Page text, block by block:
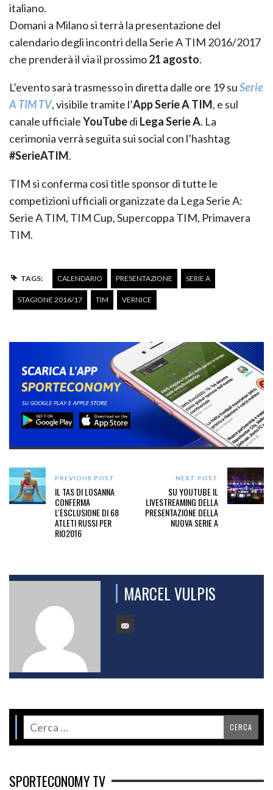
italiano.
Domani a Milano si terrà la presentazione del
calendario degli incontri della Serie A TIM 2016/2017
che prenderà il via il prossimo21 agosto.
L’evento sarà trasmesso in diretta dalle ore 19 suSerie
A TIM TV, visibile tramite l’App Serie A TIM, e sul
canale ufficialeYouTubedi Lega Serie A. La
cerimonia verrà seguita sui social con l’hashtag
#SerieATIM.
TIM si conferma così title sponsor di tutte le
competizioni ufficiali organizzate da Lega Serie A:
Serie A TIM, TIM Cup, Supercoppa TIM, Primavera
TIM.
TAGS: CALENDARIO PRESENTAZIONE SERIE A
STAGIONE 2016/17 TIM VERNICE
PREVIOUS POST
IL TAS DI LOSANNA
CONFERMA
L'ESCLUSIONE DI 68
ATLETI RUSSI PER
RIO2016
NEXT POST
SU YOUTUBE IL
LIVESTREAMING DELLA
PRESENTAZIONE DELLA
NUOVA SERIE A
MARCEL VULPIS
SPORTECONOMY TV